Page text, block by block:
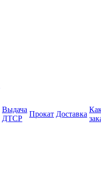
Выдача
ДТСР
Прокат Доставка